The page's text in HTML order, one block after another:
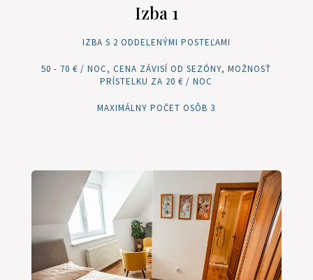
Izba 1
IZBA S 2 ODDELENÝMI POSTEĽAMI
50 - 70 € / NOC, CENA ZÁVISÍ OD SEZÓNY, MOŽNOSŤ
PRÍSTELKU ZA 20 € / NOC
MAXIMÁLNY POČET OSÔB 3